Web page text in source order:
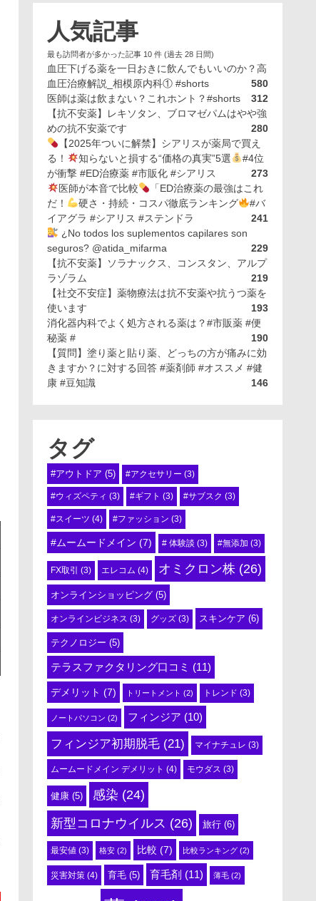
人気記事
最も訪問者が多かった記事 10 件 (過去 28 日間)
血圧下げる薬を一日おきに飲んでもいいのか？高
血圧治療解説_相模原内科① #shorts
580
医師は薬は飲まない？これホント？#shorts
312
【抗不安薬】レキソタン、ブロマゼパムはやや強
めの抗不安薬です
280
【2025年ついに解禁】シアリスが薬局で買え
る！
知らないと損する“価格の真実”5選
#4位
が衝撃 #ED治療薬 #市販化 #シアリス
273
医師が本音で比較
「ED治療薬の最強はこれ
だ！
硬さ・持続・コスパ徹底ランキング
#バ
イアグラ #シアリス #ステンドラ
241
¿No todos los suplementos capilares son
seguros? @atida_mifarma
229
【抗不安薬】ソラナックス、コンスタン、アルプ
ラゾラム
219
【社交不安症】薬物療法は抗不安薬や抗うつ薬を
使います
193
消化器内科でよく処方される薬は？#市販薬 #便
秘薬 #
190
【質問】塗り薬と貼り薬、どっちの方が痛みに効
きますか？に対する回答 #薬剤師 #オススメ #健
康 #豆知識
146
タグ
#アウトドア (5) #アクセサリー (3)
#ウィズペティ (3) #ギフト (3) #サブスク (3)
#スイーツ (4) #ファッション (3)
#ムームードメイン (7) # 体験談 (3) #無添加 (3)
FX取引 (3) エレコム (4) オミクロン株 (26)
オンラインショッピング (5)
オンラインビジネス (3) グッズ (3) スキンケア (6)
テクノロジー (5)
テラスファクタリング口コミ (11)
デメリット (7) トリートメント (2) トレンド (3)
ノートパソコン (2) フィンジア (10)
フィンジア初期脱毛 (21) マイナチュレ (3)
ムームードメイン デメリット (4) モウダス (3)
健康 (5) 感染 (24)
新型コロナウイルス (26) 旅行 (6)
最安値 (3) 格安 (2) 比較 (7) 比較ランキング (2)
災害対策 (4) 育毛 (5) 育毛剤 (11) 薄毛 (2)